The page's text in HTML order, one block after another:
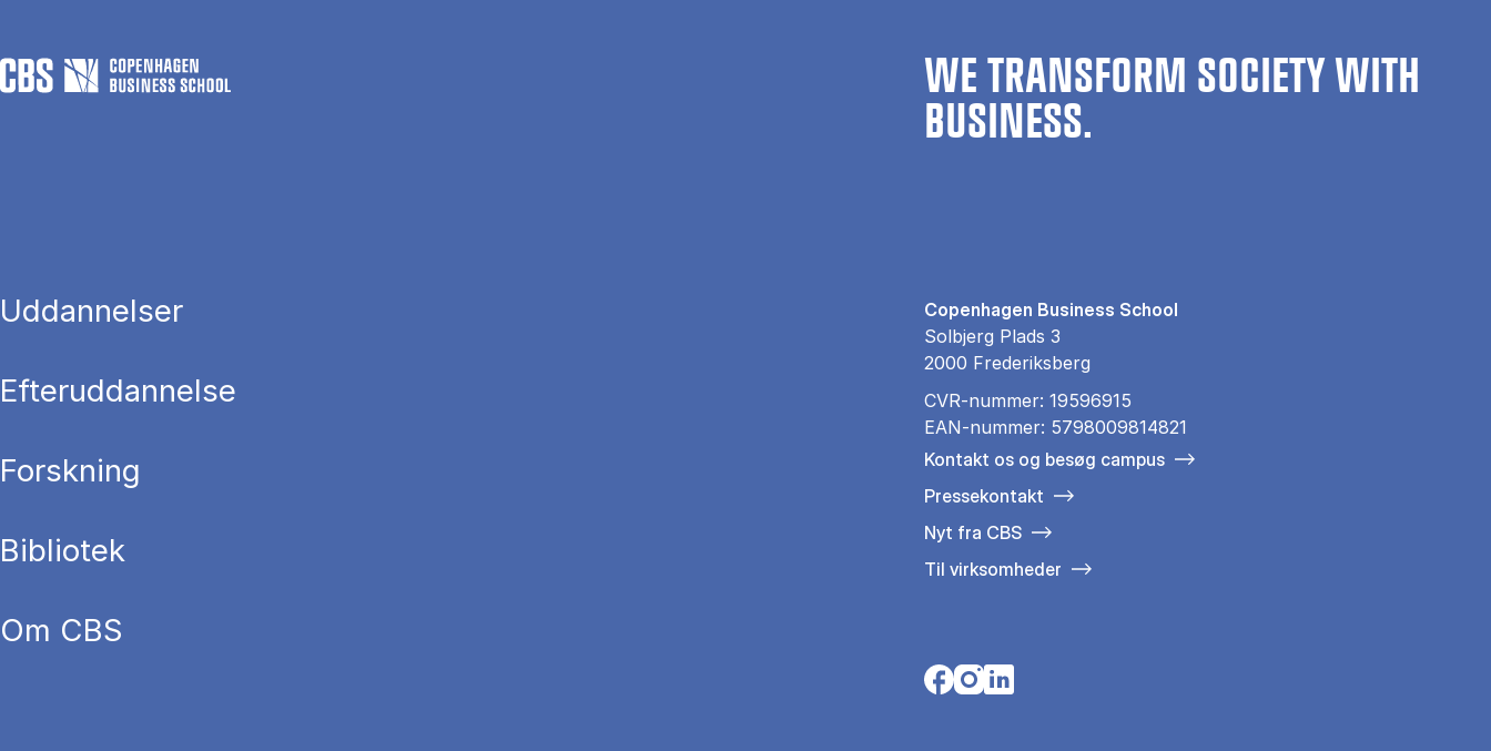
WE TRANSFORM SOCIETY WITH
BUSINESS.
Uddannelser
Efteruddannelse
Forskning
Bibliotek
Om CBS
Copenhagen Business School
Solbjerg Plads 3
2000 Frederiksberg
CVR-nummer: 19596915
EAN-nummer: 5798009814821
Kontakt os og besøg campus
Pressekontakt
Nyt fra CBS
Til virksomheder
Opens in a new tab
Opens in a new tab
Opens in a new tab